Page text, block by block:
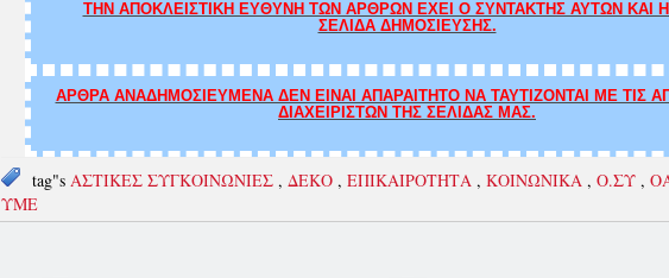
ΤΗΝ ΑΠΟΚΛΕΙΣΤΙΚΗ ΕΥΘΥΝΗ ΤΩΝ ΑΡΘΡΩΝ ΕΧΕΙ Ο ΣΥΝΤΑΚΤΗΣ ΑΥΤΩΝ ΚΑΙ Η
ΣΕΛΙΔΑ ΔΗΜΟΣΙΕΥΣΗΣ.
ΑΡΘΡΑ ΑΝΑΔΗΜΟΣΙΕΥΜΕΝΑ ΔΕΝ ΕΙΝΑΙ ΑΠΑΡΑΙΤΗΤΟ ΝΑ ΤΑΥΤΙΖΟΝΤΑΙ ΜΕ ΤΙΣ
ΔΙΑΧΕΙΡΙΣΤΩΝ ΤΗΣ ΣΕΛΙΔΑΣ ΜΑΣ.
tag"s ΑΣΤΙΚΕΣ ΣΥΓΚΟΙΝΩΝΙΕΣ , ΔΕΚΟ , ΕΠΙΚΑΙΡΟΤΗΤΑ , ΚΟΙΝΩΝΙΚΑ , Ο.ΣΥ ,
ΥΜΕ